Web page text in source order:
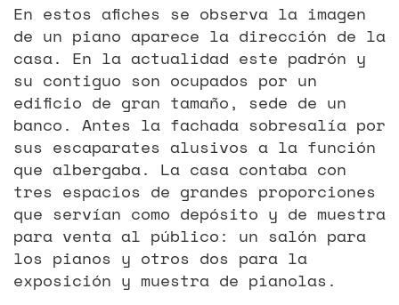
En estos afiches se observa la imagen
de un piano aparece la dirección de la
casa. En la actualidad este padrón y
su contiguo son ocupados por un
edificio de gran tamaño, sede de un
banco. Antes la fachada sobresalía por
sus escaparates alusivos a la función
que albergaba. La casa contaba con
tres espacios de grandes proporciones
que servían como depósito y de muestra
para venta al público: un salón para
los pianos y otros dos para la
exposición y muestra de pianolas.